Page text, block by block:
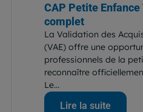
CAP Petite Enfance
complet
La Validation des
(VAE) offre une
professionnels de la
reconnaître
Le...
Lire la suite